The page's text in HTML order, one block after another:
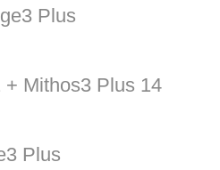
Plus
+ Mithos3 Plus 14
Plus